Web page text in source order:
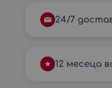
24/7
12 месеца